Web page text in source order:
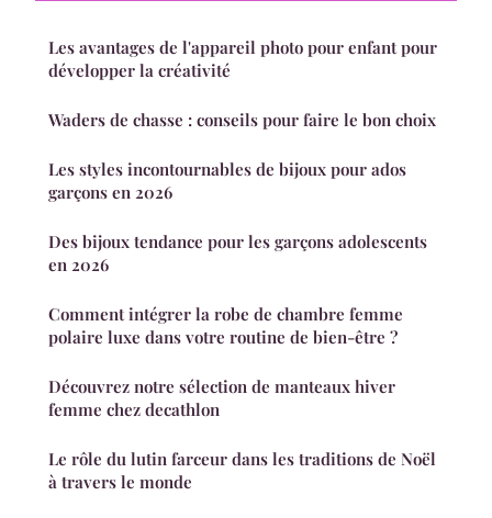
Les avantages de l'appareil photo pour enfant pour
développer la créativité
Waders de chasse : conseils pour faire le bon choix
Les styles incontournables de bijoux pour ados
garçons en 2026
Des bijoux tendance pour les garçons adolescents
en 2026
Comment intégrer la robe de chambre femme
polaire luxe dans votre routine de bien-être ?
Découvrez notre sélection de manteaux hiver
femme chez decathlon
Le rôle du lutin farceur dans les traditions de Noël
à travers le monde